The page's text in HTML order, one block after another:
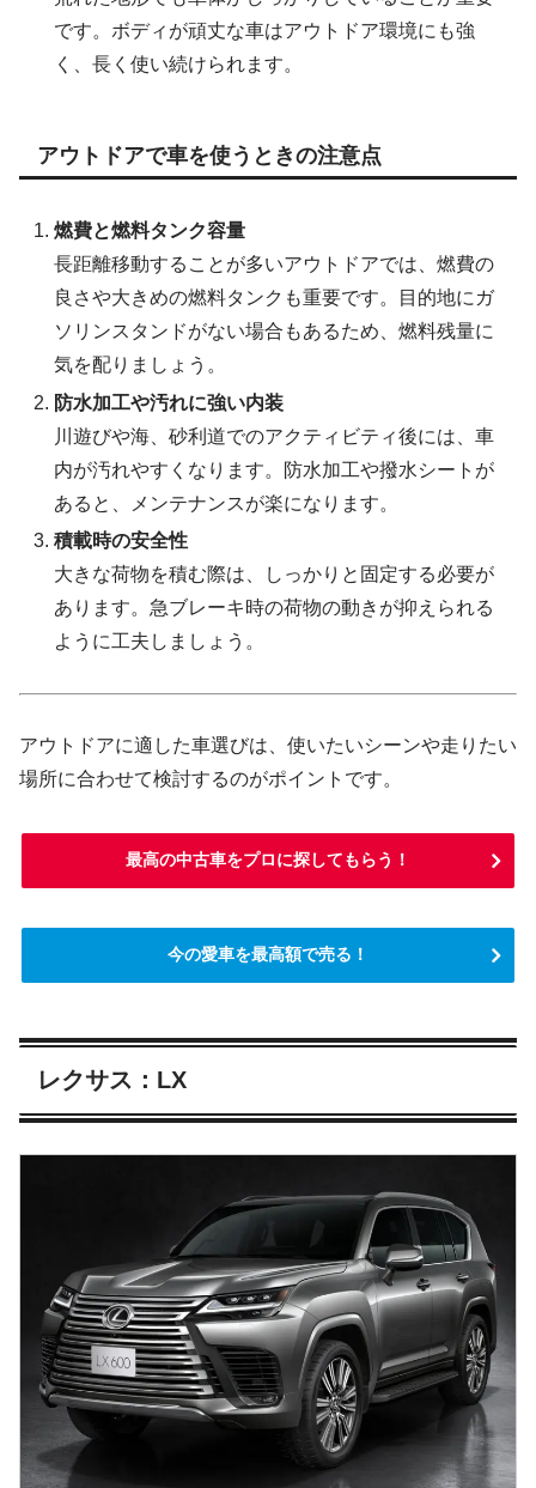
です。ボディが頑丈な車はアウトドア環境にも強
く、長く使い続けられます。
アウトドアで車を使うときの注意点
燃費と燃料タンク容量
長距離移動することが多いアウトドアでは、燃費の
良さや大きめの燃料タンクも重要です。目的地にガ
ソリンスタンドがない場合もあるため、燃料残量に
気を配りましょう。
防水加工や汚れに強い内装
川遊びや海、砂利道でのアクティビティ後には、車
内が汚れやすくなります。防水加工や撥水シートが
あると、メンテナンスが楽になります。
積載時の安全性
大きな荷物を積む際は、しっかりと固定する必要が
あります。急ブレーキ時の荷物の動きが抑えられる
ように工夫しましょう。
アウトドアに適した車選びは、使いたいシーンや走りたい
場所に合わせて検討するのがポイントです。
最高の中古車をプロに探してもらう！
今の愛車を最高額で売る！
レクサス：LX